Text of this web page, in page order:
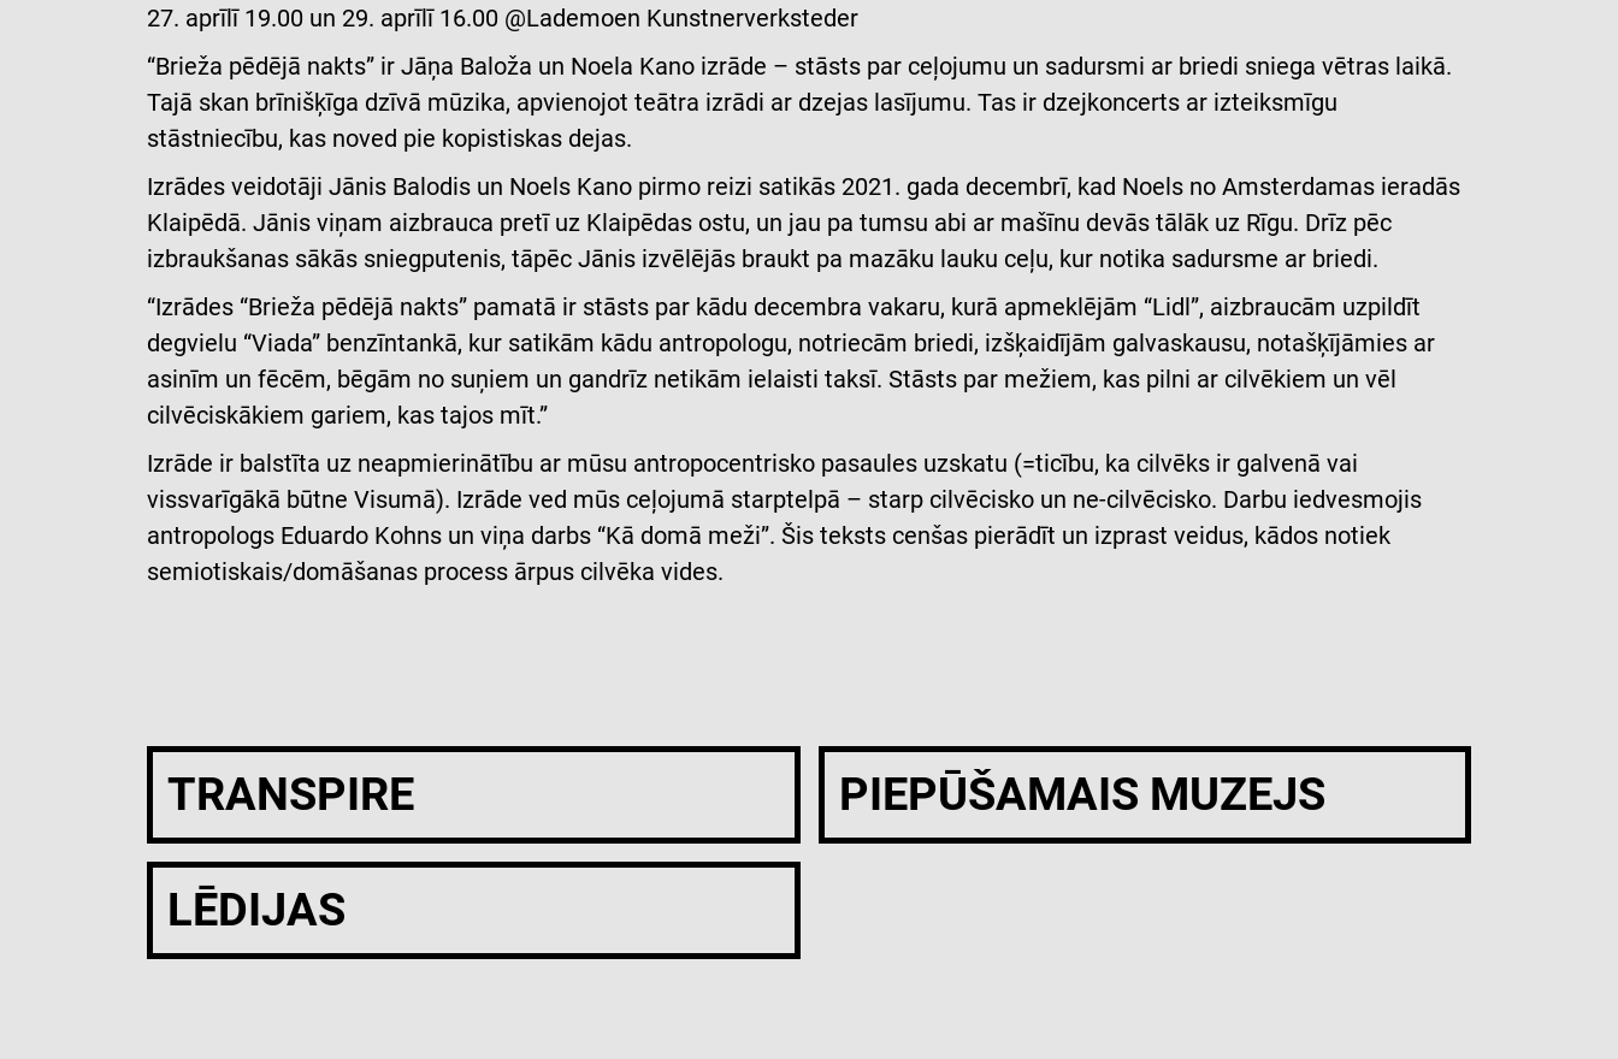
27. aprīlī 19.00 un 29. aprīlī 16.00 @Lademoen Kunstnerverksteder
“Brieža pēdējā nakts” ir Jāņa Baloža un Noela Kano izrāde – stāsts par ceļojumu un sadursmi ar briedi sniega vētras laikā.
Tajā skan brīnišķīga dzīvā mūzika, apvienojot teātra izrādi ar dzejas lasījumu. Tas ir dzejkoncerts ar izteiksmīgu
stāstniecību, kas noved pie kopistiskas dejas.
Izrādes veidotāji Jānis Balodis un Noels Kano pirmo reizi satikās 2021. gada decembrī, kad Noels no Amsterdamas ieradās
Klaipēdā. Jānis viņam aizbrauca pretī uz Klaipēdas ostu, un jau pa tumsu abi ar mašīnu devās tālāk uz Rīgu. Drīz pēc
izbraukšanas sākās sniegputenis, tāpēc Jānis izvēlējās braukt pa mazāku lauku ceļu, kur notika sadursme ar briedi.
“Izrādes “Brieža pēdējā nakts” pamatā ir stāsts par kādu decembra vakaru, kurā apmeklējām “Lidl”, aizbraucām uzpildīt
degvielu “Viada” benzīntankā, kur satikām kādu antropologu, notriecām briedi, izšķaidījām galvaskausu, notašķījāmies ar
asinīm un fēcēm, bēgām no suņiem un gandrīz netikām ielaisti taksī. Stāsts par mežiem, kas pilni ar cilvēkiem un vēl
cilvēciskākiem gariem, kas tajos mīt.”
Izrāde ir balstīta uz neapmierinātību ar mūsu antropocentrisko pasaules uzskatu (=ticību, ka cilvēks ir galvenā vai
vissvarīgākā būtne Visumā). Izrāde ved mūs ceļojumā starptelpā – starp cilvēcisko un ne-cilvēcisko. Darbu iedvesmojis
antropologs Eduardo Kohns un viņa darbs “Kā domā meži”. Šis teksts cenšas pierādīt un izprast veidus, kādos notiek
semiotiskais/domāšanas process ārpus cilvēka vides.
TRANSPIRE PIEPŪŠAMAIS MUZEJS
LĒDIJAS